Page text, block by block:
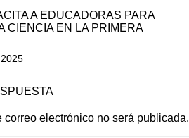
A EDUCADORAS PARA
CIENCIA EN LA PRIMERA
correo electrónico no será publicada.